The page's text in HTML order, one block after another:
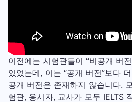
이전에는 시험관들이 “비공개 버
있었는데, 이는 “공개 버전”보다
공개 버전은 존재하지 않습니다.
험관, 응시자, 교사가 모두 IELTS